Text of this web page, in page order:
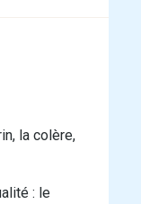
la colère,
: le